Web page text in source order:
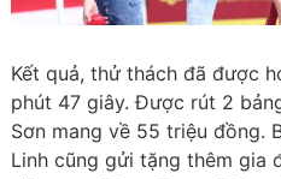
Kết quả, thử thách đã được
phút 47 giây. Được rút 2
Sơn mang về 55 triệu đồng.
Linh cũng gửi tặng thêm gia